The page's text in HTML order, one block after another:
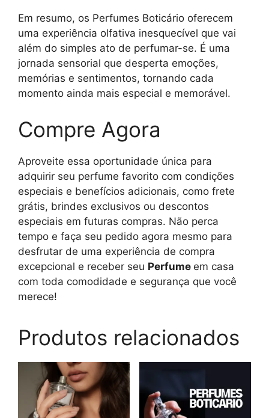
Em resumo, os Perfumes Boticário oferecem
uma experiência olfativa inesquecível que vai
além do simples ato de perfumar-se. É uma
jornada sensorial que desperta emoções,
memórias e sentimentos, tornando cada
momento ainda mais especial e memorável.
Compre Agora
Aproveite essa oportunidade única para
adquirir seu perfume favorito com condições
especiais e benefícios adicionais, como frete
grátis, brindes exclusivos ou descontos
especiais em futuras compras. Não perca
tempo e faça seu pedido agora mesmo para
desfrutar de uma experiência de compra
excepcional e receber seu Perfume em casa
com toda comodidade e segurança que você
merece!
Produtos relacionados